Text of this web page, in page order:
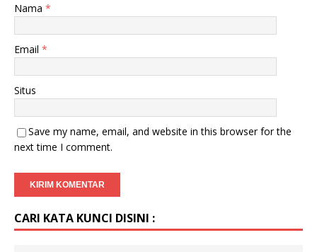
Nama *
Email *
Situs
Save my name, email, and website in this browser for the
next time I comment.
CARI KATA KUNCI DISINI :